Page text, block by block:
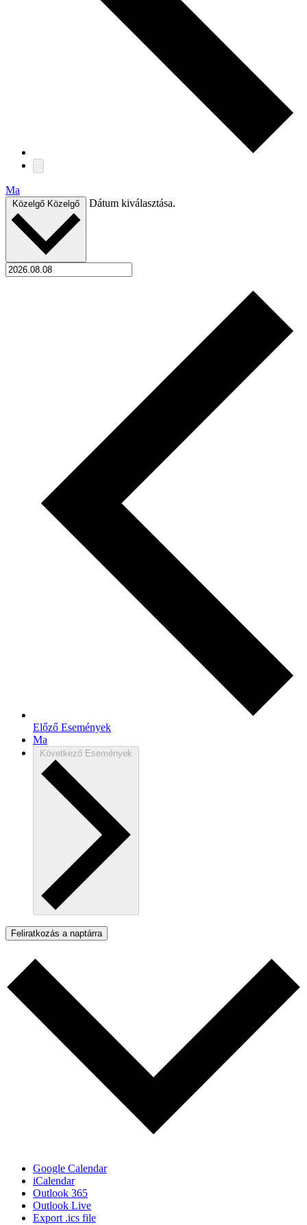
Ma
Közelgő Közelgő Dátum kiválasztása.
Előző Események
Ma
Következő Események
Feliratkozás a naptárra
Google Calendar
iCalendar
Outlook 365
Outlook Live
Export .ics file